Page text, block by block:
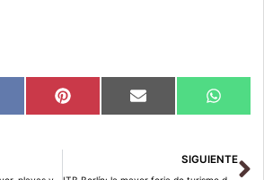
Compartir
en
Pinterest Compartir
en
Email
en
SIGUIENTE